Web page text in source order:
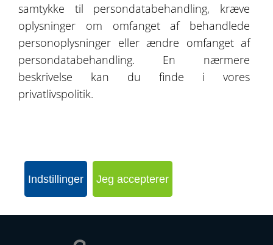
Kontakt
SEND FORESPØRGSEL
samtykke til persondatabehandling, kræve
oplysninger om omfanget af behandlede
personoplysninger eller ændre omfanget af
persondatabehandling. En nærmere
beskrivelse kan du finde i vores
privatlivspolitik.
Indstillinger Jeg accepterer